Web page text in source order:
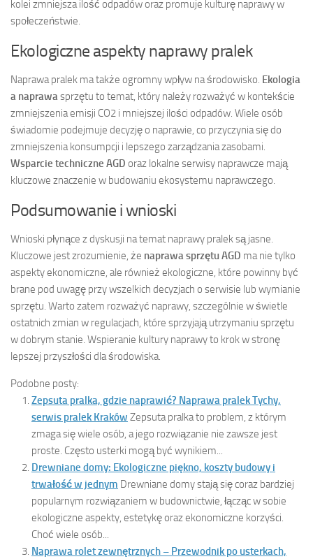
kolei zmniejsza ilość odpadów oraz promuje kulturę naprawy w
społeczeństwie.
Ekologiczne aspekty naprawy pralek
Naprawa pralek ma także ogromny wpływ na środowisko. Ekologia
a naprawasprzętu to temat, który należy rozważyć w kontekście
zmniejszenia emisji CO2 i mniejszej ilości odpadów. Wiele osób
świadomie podejmuje decyzję o naprawie, co przyczynia się do
zmniejszenia konsumpcji i lepszego zarządzania zasobami.
Wsparcie techniczne AGD oraz lokalne serwisy naprawcze mają
kluczowe znaczenie w budowaniu ekosystemu naprawczego.
Podsumowanie i wnioski
Wnioski płynące z dyskusji na temat naprawy pralek są jasne.
Kluczowe jest zrozumienie, że naprawa sprzętu AGD ma nie tylko
aspekty ekonomiczne, ale również ekologiczne, które powinny być
brane pod uwagę przy wszelkich decyzjach o serwisie lub wymianie
sprzętu. Warto zatem rozważyć naprawy, szczególnie w świetle
ostatnich zmian w regulacjach, które sprzyjają utrzymaniu sprzętu
w dobrym stanie. Wspieranie kultury naprawy to krok w stronę
lepszej przyszłości dla środowiska.
Podobne posty:
Zepsuta pralka, gdzie naprawić? Naprawa pralek Tychy,
serwis pralek Kraków Zepsuta pralka to problem, z którym
zmaga się wiele osób, a jego rozwiązanie nie zawsze jest
proste. Często usterki mogą być wynikiem...
Drewniane domy: Ekologiczne piękno, koszty budowy i
trwałość w jednym Drewniane domy stają się coraz bardziej
popularnym rozwiązaniem w budownictwie, łącząc w sobie
ekologiczne aspekty, estetykę oraz ekonomiczne korzyści.
Choć wiele osób...
Naprawa rolet zewnętrznych – Przewodnik po usterkach,